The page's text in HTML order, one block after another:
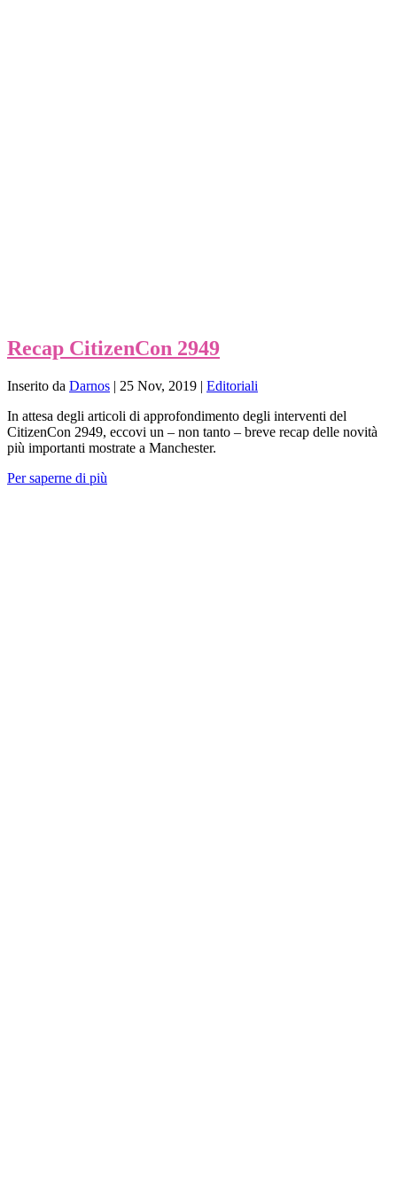
Recap CitizenCon 2949
Inserito da Darnos | 25 Nov, 2019 | Editoriali
In attesa degli articoli di approfondimento degli interventi del
CitizenCon 2949, eccovi un – non tanto – breve recap delle novità
più importanti mostrate a Manchester.
Per saperne di più